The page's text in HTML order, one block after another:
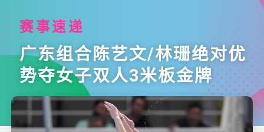
赛事速递
广东组合陈艺文/林珊绝对优
势夺女子双人3米板金牌